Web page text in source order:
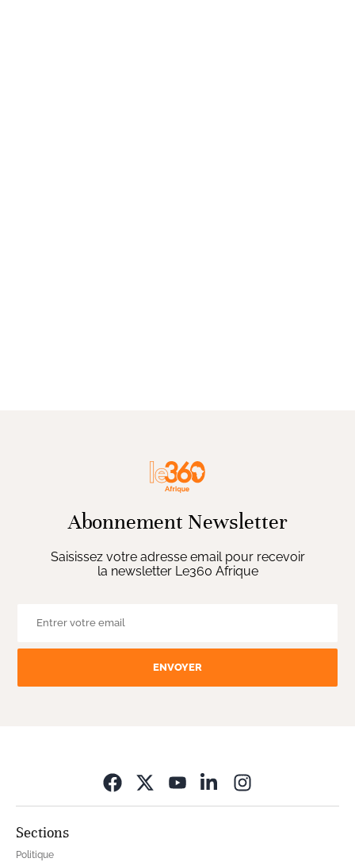
Abonnement Newsletter
Saisissez votre adresse email pour recevoir
la newsletter Le360 Afrique
ENVOYER
Sections
Politique